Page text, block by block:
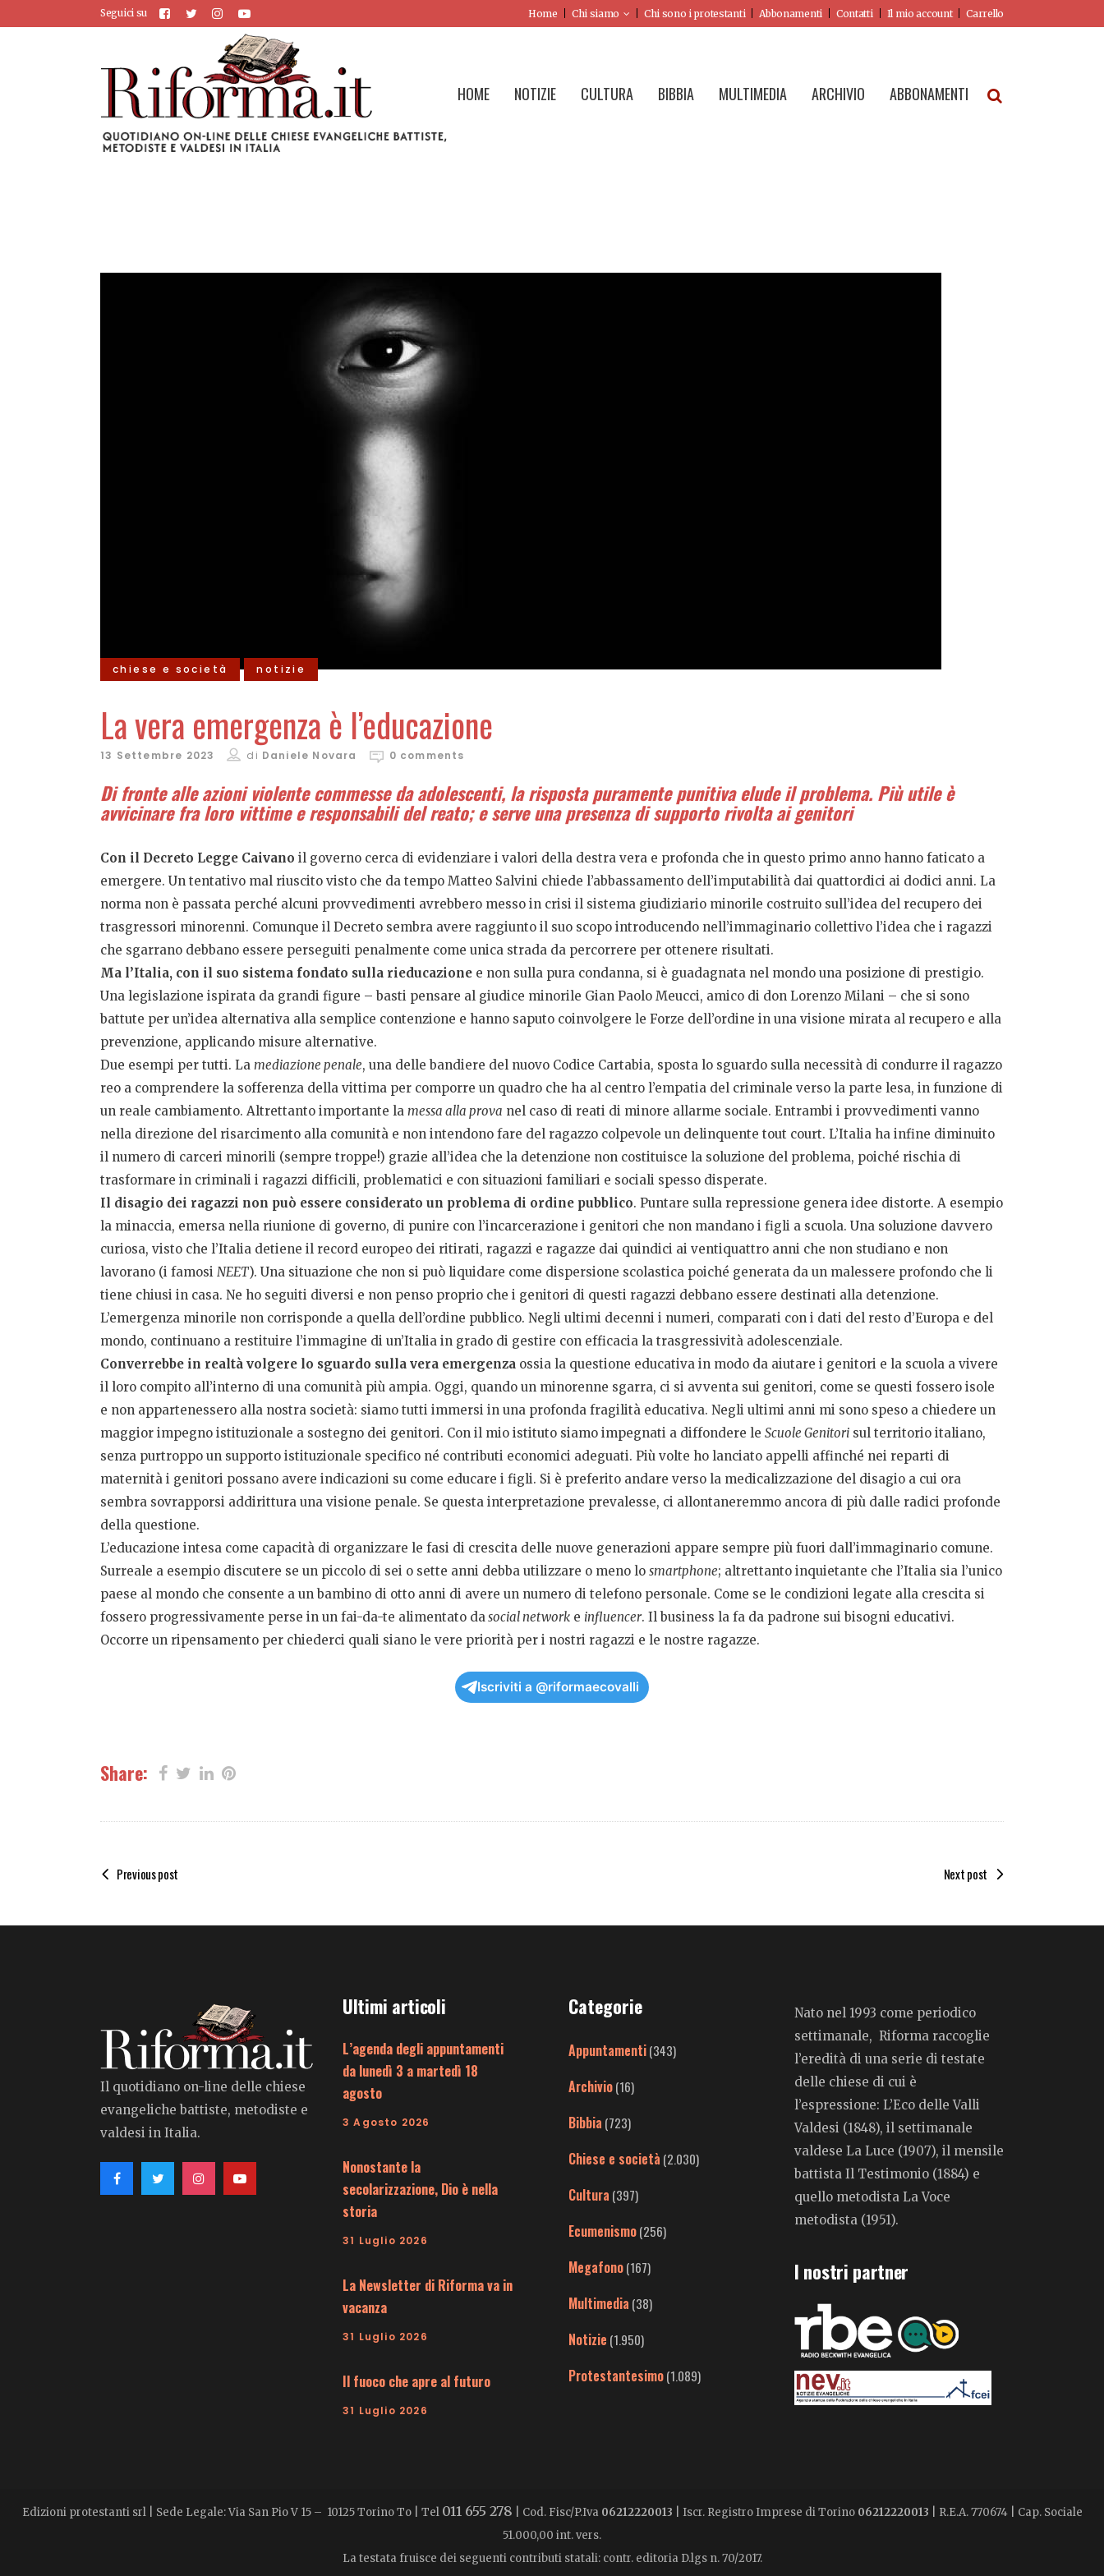
Seguici su Home Chi siamo Chi sono i protestanti Abbonamenti Contatti Il mio account Carrello
HOME NOTIZIE CULTURA BIBBIA MULTIMEDIA ARCHIVIO ABBONAMENTI
chiese e società notizie
La vera emergenza è l’educazione
13 Settembre 2023 di Daniele Novara 0 comments
Di fronte alle azioni violente commesse da adolescenti, la risposta puramente punitiva elude il problema. Più utile è
avvicinare fra loro vittime e responsabili del reato; e serve una presenza di supporto rivolta ai genitori
Con il Decreto Legge Caivano il governo cerca di evidenziare i valori della destra vera e profonda che in questo primo anno hanno faticato a
emergere. Un tentativo mal riuscito visto che da tempo Matteo Salvini chiede l’abbassamento dell’imputabilità dai quattordici ai dodici anni. La
norma non è passata perché alcuni provvedimenti avrebbero messo in crisi il sistema giudiziario minorile costruito sull’idea del recupero dei
trasgressori minorenni. Comunque il Decreto sembra avere raggiunto il suo scopo introducendo nell’immaginario collettivo l’idea che i ragazzi
che sgarrano debbano essere perseguiti penalmente come unica strada da percorrere per ottenere risultati.
Ma l’Italia, con il suo sistema fondato sulla rieducazione e non sulla pura condanna, si è guadagnata nel mondo una posizione di prestigio.
Una legislazione ispirata da grandi figure – basti pensare al giudice minorile Gian Paolo Meucci, amico di don Lorenzo Milani – che si sono
battute per un’idea alternativa alla semplice contenzione e hanno saputo coinvolgere le Forze dell’ordine in una visione mirata al recupero e alla
prevenzione, applicando misure alternative.
Due esempi per tutti. La mediazione penale, una delle bandiere del nuovo Codice Cartabia, sposta lo sguardo sulla necessità di condurre il ragazzo
reo a comprendere la sofferenza della vittima per comporre un quadro che ha al centro l’empatia del criminale verso la parte lesa, in funzione di
un reale cambiamento. Altrettanto importante la messa alla prova nel caso di reati di minore allarme sociale. Entrambi i provvedimenti vanno
nella direzione del risarcimento alla comunità e non intendono fare del ragazzo colpevole un delinquente tout court. L’Italia ha infine diminuito
il numero di carceri minorili (sempre troppe!) grazie all’idea che la detenzione non costituisce la soluzione del problema, poiché rischia di
trasformare in criminali i ragazzi difficili, problematici e con situazioni familiari e sociali spesso disperate.
Il disagio dei ragazzi non può essere considerato un problema di ordine pubblico. Puntare sulla repressione genera idee distorte. A esempio
la minaccia, emersa nella riunione di governo, di punire con l’incarcerazione i genitori che non mandano i figli a scuola. Una soluzione davvero
curiosa, visto che l’Italia detiene il record europeo dei ritirati, ragazzi e ragazze dai quindici ai ventiquattro anni che non studiano e non
lavorano (i famosi NEET). Una situazione che non si può liquidare come dispersione scolastica poiché generata da un malessere profondo che li
tiene chiusi in casa. Ne ho seguiti diversi e non penso proprio che i genitori di questi ragazzi debbano essere destinati alla detenzione.
L’emergenza minorile non corrisponde a quella dell’ordine pubblico. Negli ultimi decenni i numeri, comparati con i dati del resto d’Europa e del
mondo, continuano a restituire l’immagine di un’Italia in grado di gestire con efficacia la trasgressività adolescenziale.
Converrebbe in realtà volgere lo sguardo sulla vera emergenza ossia la questione educativa in modo da aiutare i genitori e la scuola a vivere
il loro compito all’interno di una comunità più ampia. Oggi, quando un minorenne sgarra, ci si avventa sui genitori, come se questi fossero isole
e non appartenessero alla nostra società: siamo tutti immersi in una profonda fragilità educativa. Negli ultimi anni mi sono speso a chiedere un
maggior impegno istituzionale a sostegno dei genitori. Con il mio istituto siamo impegnati a diffondere le Scuole Genitori sul territorio italiano,
senza purtroppo un supporto istituzionale specifico né contributi economici adeguati. Più volte ho lanciato appelli affinché nei reparti di
maternità i genitori possano avere indicazioni su come educare i figli. Si è preferito andare verso la medicalizzazione del disagio a cui ora
sembra sovrapporsi addirittura una visione penale. Se questa interpretazione prevalesse, ci allontaneremmo ancora di più dalle radici profonde
della questione.
L’educazione intesa come capacità di organizzare le fasi di crescita delle nuove generazioni appare sempre più fuori dall’immaginario comune.
Surreale a esempio discutere se un piccolo di sei o sette anni debba utilizzare o meno lo smartphone; altrettanto inquietante che l’Italia sia l’unico
paese al mondo che consente a un bambino di otto anni di avere un numero di telefono personale. Come se le condizioni legate alla crescita si
fossero progressivamente perse in un fai-da-te alimentato dasocial network e influencer. Il business la fa da padrone sui bisogni educativi.
Occorre un ripensamento per chiederci quali siano le vere priorità per i nostri ragazzi e le nostre ragazze.
Iscriviti a @riformaecovalli
Share:
Previous post Next post
Il quotidiano on-line delle chiese
evangeliche battiste, metodiste e
valdesi in Italia.
Ultimi articoli
L’agenda degli appuntamenti
da lunedì 3 a martedì 18
agosto
3 Agosto 2026
Nonostante la
secolarizzazione, Dio è nella
storia
31 Luglio 2026
La Newsletter di Riforma va in
vacanza
31 Luglio 2026
Il fuoco che apre al futuro
31 Luglio 2026
Categorie
Appuntamenti(343)
Archivio(16)
Bibbia (723)
Chiese e società (2.030)
Cultura (397)
Ecumenismo(256)
Megafono(167)
Multimedia (38)
Notizie (1.950)
Protestantesimo(1.089)
Nato nel 1993 come periodico
settimanale, Riforma raccoglie
l’eredità di una serie di testate
delle chiese di cui è
l’espressione: L’Eco delle Valli
Valdesi (1848), il settimanale
valdese La Luce (1907), il mensile
battista Il Testimonio (1884) e
quello metodista La Voce
metodista (1951).
I nostri partner
Edizioni protestanti srl | Sede Legale: Via San Pio V 15 – 10125 Torino To | Tel 011 655 278 | Cod. Fisc/P.Iva 06212220013 | Iscr. Registro Imprese di Torino 06212220013 | R.E.A. 770674 | Cap. Sociale
51.000,00 int. vers.
La testata fruisce dei seguenti contributi statali: contr. editoria D.lgs n. 70/2017.